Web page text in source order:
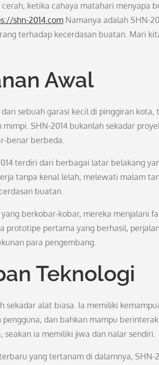
ketika cahaya matahari menyapa
shn-2014.com Namanya adalah SHN-
terhadap kecerdasan buatan. Mari
Awal
sebuah garasi kecil di pinggiran
SHN-2014 bukanlah sekadar
benar berbeda.
terdiri dari berbagai latar belakang
tanpa kenal lelah, melewati malam
buatan.
berkobar-kobar, mereka menjalani
prototipe pertama yang berhasil,
para pengembang.
Teknologi
sekadar alat biasa. Ia memiliki
dan bahkan mampu
seakan ia memiliki jiwa dan nalar sendiri.
yang tertanam di dalamnya,